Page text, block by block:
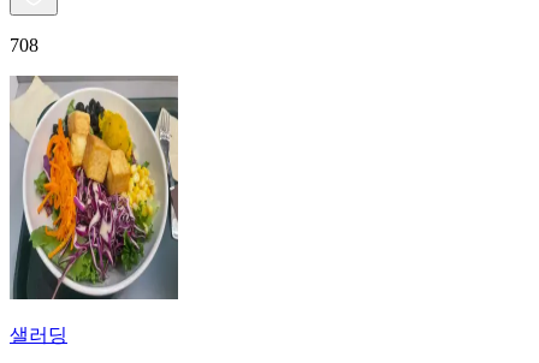
708
샐러딩